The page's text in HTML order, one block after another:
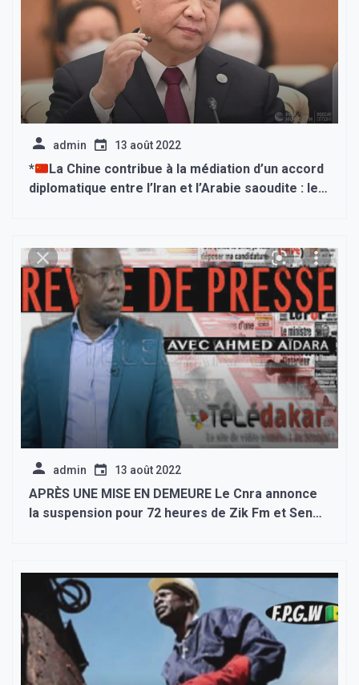
admin 13 août 2022
*
La Chine contribue à la médiation d’un accord
diplomatique entre l’Iran et l’Arabie saoudite : les
intensives à Pékin*
admin 13 août 2022
APRÈS UNE MISE EN DEMEURE Le Cnra annonce
la suspension pour 72 heures de Zik Fm et Sen